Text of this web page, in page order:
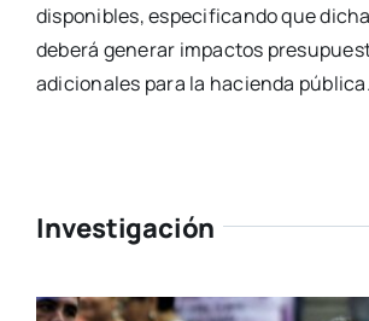
disponibles, especificando que
deberá generar impactos
adicionales para la hacienda pública.
Investigación